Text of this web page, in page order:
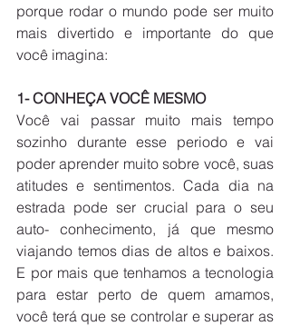
porque rodar o mundo pode ser muito
mais divertido e importante do que
você imagina:
1- CONHEÇA VOCÊ MESMO
Você vai passar muito mais tempo
sozinho durante esse periodo e vai
poder aprender muito sobre você, suas
atitudes e sentimentos. Cada dia na
estrada pode ser crucial para o seu
auto- conhecimento, já que mesmo
viajando temos dias de altos e baixos.
E por mais que tenhamos a tecnologia
para estar perto de quem amamos,
você terá que se controlar e superar as